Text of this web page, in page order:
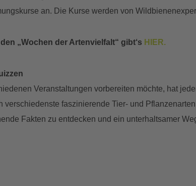
an. Die Kurse werden von
„Wochen der Artenvielfalt“ gibt‘s HIER.
Veranstaltungen vorbereiten möchte, hat
verschiedenste faszinierende Tier- und
Fakten zu entdecken und ein unterhaltsamer